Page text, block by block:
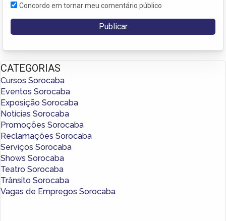
Concordo em tornar meu comentário público
CATEGORIAS
Cursos Sorocaba
Eventos Sorocaba
Exposição Sorocaba
Notícias Sorocaba
Promoções Sorocaba
Reclamações Sorocaba
Serviços Sorocaba
Shows Sorocaba
Teatro Sorocaba
Trânsito Sorocaba
Vagas de Empregos Sorocaba